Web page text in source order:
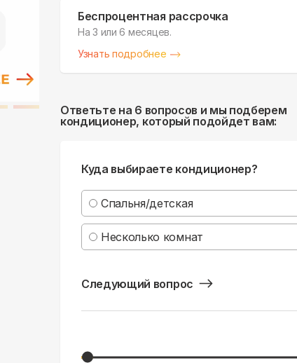
Беспроцентная рассрочка
На 3 или 6 месяцев.
Узнать подробнее
Ответьте на 6 вопросов и мы подберем
кондиционер, который подойдет вам:
Куда выбираете кондиционер?
Спальня/детская
Несколько комнат
Следующий вопрос